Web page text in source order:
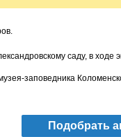
саду, в ходе
заповедника
Подобрать